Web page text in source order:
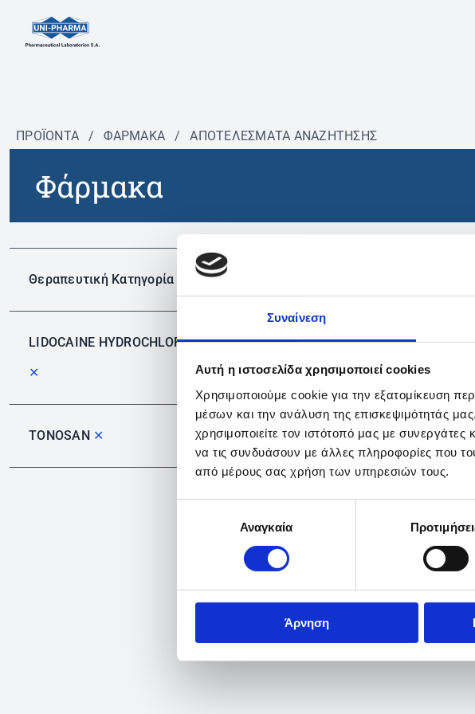
Συναίνεση
Αυτή η ιστοσελίδα χρησιμοποιεί cookies
Χρησιμοποιούμε cookie για την εξατομίκευση
μέσων και την ανάλυση της επισκεψιμότητάς
χρησιμοποιείτε τον ιστότοπό μας με
να τις συνδυάσουν με άλλες πληροφορίες που
από μέρους σας χρήση των υπηρεσιών τους.
συγκατάθεσηςΑναγκαία
Άρνηση
ΠΡΟΪΟΝΤΑ / ΦΆΡΜΑΚΑ / ΑΠΟΤΕΛΕΣΜΑΤΑ ΑΝΑΖΗΤΗΣΗΣ
Φάρμακα
Θεραπευτική Κατηγορία
LIDOCAINE HYDROCHLORIDE
✕
TONOSAN ✕
Δεν